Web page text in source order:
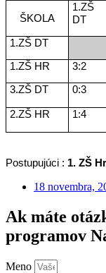
ŠKOLA
1.ZŠ
DT
1.ZŠ DT
1.ZŠ HR 3:2
3.ZŠ DT 0:3
2.ZŠ HR 1:4
Postupujúci : 1. ZŠ
18 novembra,
Ak máte
programov
Meno